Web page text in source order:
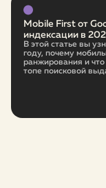
Mobile First от
индексации в
В этой статье вы
году, почему
ранжирования и
топе поисковой